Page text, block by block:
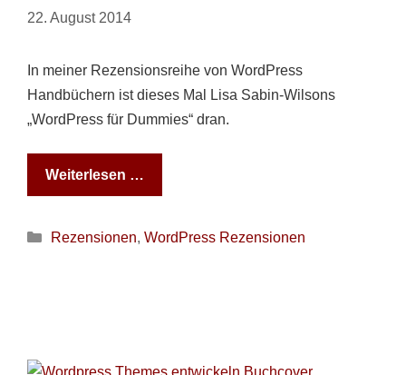
22. August 2014
In meiner Rezensionsreihe von WordPress
Handbüchern ist dieses Mal Lisa Sabin-Wilsons
„WordPress für Dummies“ dran.
Weiterlesen …
Kategorien
Rezensionen, WordPress Rezensionen